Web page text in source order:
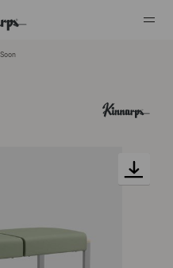
Soon